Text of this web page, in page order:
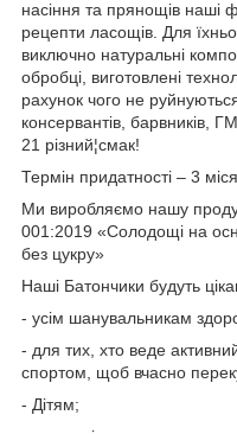
насіння та прянощів наші
рецепти ласощів. Для
виключно натуральні
обробці, виготовлені
рахунок чого не
консервантів, барвників,
21 різний¦смак!
Термін придатності – 3
Ми виробляємо нашу
001:2019 «Солодощі на
без цукру»
Наші Батончики будуть
- усім шанувальникам
- для тих, хто веде
спортом, щоб вчасно
- Дітям;